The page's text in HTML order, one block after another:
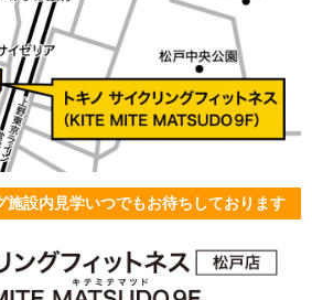
施設内見学いつでもお待ちしております